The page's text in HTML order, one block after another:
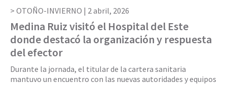
OTOÑO-INVIERNO | 2 abril, 2026
Medina Ruiz visitó el Hospital del Este
donde destacó la organización y respuesta
del efector
Durante la jornada, el titular de la cartera sanitaria
mantuvo un encuentro con las nuevas autoridades y equipos